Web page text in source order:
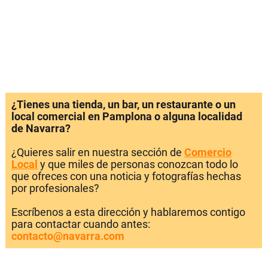
¿Tienes una tienda, un bar, un restaurante o un
local comercial en Pamplona o alguna localidad
de Navarra?
¿Quieres salir en nuestra sección de Comercio
Local y que miles de personas conozcan todo lo
que ofreces con una noticia y fotografías hechas
por profesionales?
Escríbenos a esta dirección y hablaremos contigo
para contactar cuando antes:
contacto@navarra.com